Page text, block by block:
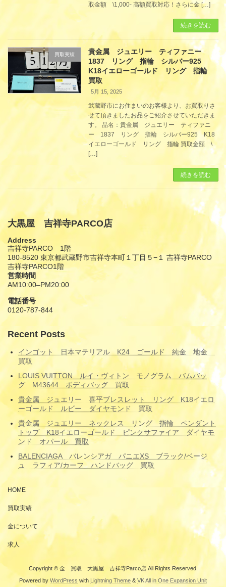
取金額 \1,000- 高額買取対応！さらに金 […]
続きを読む
買取実績
貴金属 ジュエリー ティファニー
1837 リング 指輪 シルバー925
K18イエローゴールド リング 指輪
買取
5月 15, 2025
武蔵野市にお住まいのお客様より、お買取りさ
せて頂きましたお品をご紹介させていただきま
す。 品名：貴金属 ジュエリー ティファニ
ー 1837 リング 指輪 シルバー925 K18
イエローゴールド リング 指輪 買取金額 \
[…]
続きを読む
大黒屋 吉祥寺PARCO店
Address
吉祥寺PARCO 1階
180-8520 東京都武蔵野市吉祥寺本町１丁目５−１ 吉祥寺PARCO
吉祥寺PARCO1階
営業時間
AM10:00–PM20:00
電話番号
0120-787-844
Recent Posts
インゴット 日本マテリアル K24 ゴールド 純金 地金
買取
LOUIS VUITTON ルイ・ヴィトン モノグラム バムバッ
グ M43644 ボディバッグ 買取
貴金属 ジュエリー 喜平ブレスレット リング K18イエロ
ーゴールド ルビー ダイヤモンド 買取
貴金属 ジュエリー ネックレス リング 指輪 ペンダント
トップ K18イエローゴールド ピンクサファイア ダイヤモ
ンド オパール 買取
BALENCIAGA バレンシアガ パニエXS ブラック/ベージ
ュ ラフィア/カーフ ハンドバッグ 買取
HOME
買取実績
金について
求人
Copyright © 金 買取 大黒屋 吉祥寺Parco店 All Rights Reserved.
Powered by WordPress with Lightning Theme & VK All in One Expansion Unit